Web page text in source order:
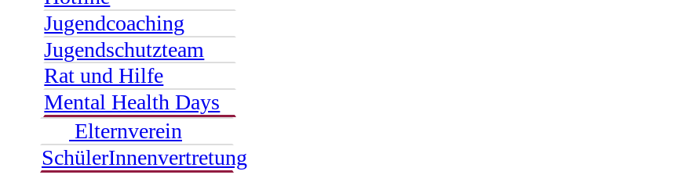
Jugendcoaching
Jugendschutzteam
Rat und Hilfe
Mental Health Days
Elternverein
SchülerInnenvertretung